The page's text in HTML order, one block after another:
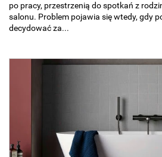
po pracy, przestrzenią do spotkań z
salonu. Problem pojawia się wtedy, gdy
decydować za...